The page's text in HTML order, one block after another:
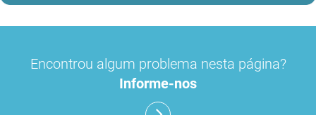
Encontrou algum problema nesta página?
Informe-nos